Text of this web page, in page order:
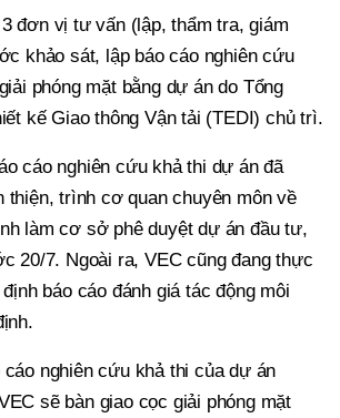
đơn vị tư vấn (lập, thẩm tra, giám
khảo sát, lập báo cáo nghiên cứu
phóng mặt bằng dự án do Tổng
kế Giao thông Vận tải (TEDI) chủ trì.
cáo nghiên cứu khả thi dự án đã
thiện, trình cơ quan chuyên môn về
làm cơ sở phê duyệt dự án đầu tư,
20/7. Ngoài ra, VEC cũng đang thực
báo cáo đánh giá tác động môi
cáo nghiên cứu khả thi của dự án
sẽ bàn giao cọc giải phóng mặt